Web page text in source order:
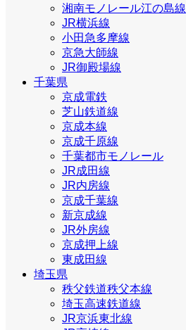
湘南モノレール江の島線
JR横浜線
小田急多摩線
京急大師線
JR御殿場線
千葉県
京成電鉄
芝山鉄道線
京成本線
京成千原線
千葉都市モノレール
JR成田線
JR内房線
京成千葉線
新京成線
JR外房線
京成押上線
東成田線
埼玉県
秩父鉄道秩父本線
埼玉高速鉄道線
JR京浜東北線